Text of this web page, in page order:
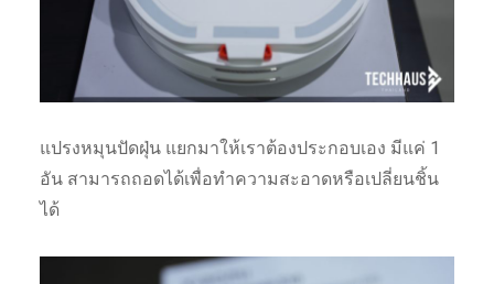
แปรงหมุนปัดฝุ่น แยกมาให้เราต้องประกอบเอง มีแค่ 1
อัน สามารถถอดได้เพื่อทำความสะอาดหรือเปลี่ยนชิ้น
ได้